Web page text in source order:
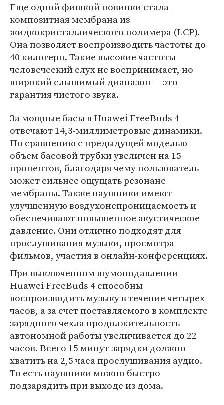
Еще одной фишкой новинки стала
композитная мембрана из
жидкокристаллического полимера (LCP).
Она позволяет воспроизводить частоты до
40 килогерц. Такие высокие частоты
человеческий слух не воспринимает, но
широкий слышимый диапазон — это
гарантия чистого звука.
За мощные басы в Huawei FreeBuds 4
отвечают 14,3-миллиметровые динамики.
По сравнению с предыдущей моделью
объем басовой трубки увеличен на 15
процентов, благодаря чему пользователь
может сильнее ощущать резонанс
мембраны. Также наушники имеют
улучшенную воздухонепроницаемость и
обеспечивают повышенное акустическое
давление. Они отлично подходят для
прослушивания музыки, просмотра
фильмов, участия в онлайн-конференциях.
При выключенном шумоподавлении
Huawei FreeBuds 4 способны
воспроизводить музыку в течение четырех
часов, а за счет поставляемого в комплекте
зарядного чехла продолжительность
автономной работы увеличивается до 22
часов. Всего 15 минут зарядки должно
хватить на 2,5 часа прослушивания аудио.
То есть наушники можно быстро
подзарядить при выходе из дома.